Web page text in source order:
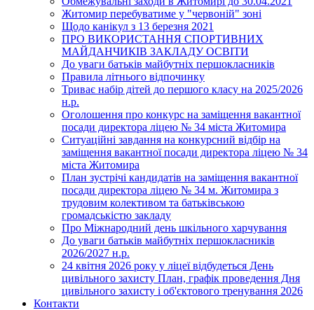
Житомир перебуватиме у "червоній" зоні
Щодо канікул з 13 березня 2021
ПРО ВИКОРИСТАННЯ СПОРТИВНИХ
МАЙДАНЧИКІВ ЗАКЛАДУ ОСВІТИ
До уваги батьків майбутніх першокласників
Правила літнього відпочинку
Триває набір дітей до першого класу на 2025/2026
н.р.
Оголошення про конкурс на заміщення вакантної
посади директора ліцею № 34 міста Житомира
Ситуаційні завдання на конкурсний відбір на
заміщення вакантної посади директора ліцею № 34
міста Житомира
План зустрічі кандидатів на заміщення вакантної
посади директора ліцею № 34 м. Житомира з
трудовим колективом та батьківською
громадськістю закладу
Про Міжнародний день шкільного харчування
До уваги батьків майбутніх першокласників
2026/2027 н.р.
24 квітня 2026 року у ліцеї відбудеться День
цивільного захисту План, графік проведення Дня
цивільного захисту і об'єктового тренування 2026
Контакти